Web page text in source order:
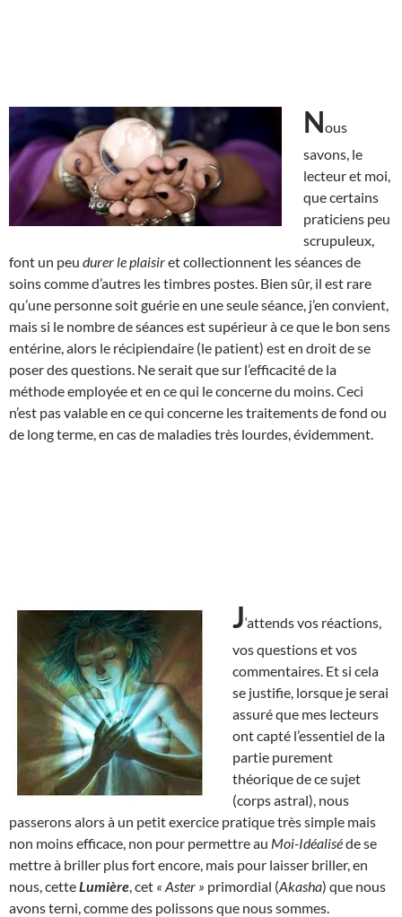
Nous
savons, le
lecteur et moi,
que certains
praticiens peu
scrupuleux,
font un peu durer le plaisiret collectionnent les séances de
soins comme d’autres les timbres postes. Bien sûr, il est rare
qu’une personne soit guérie en une seule séance, j’en convient,
mais si le nombre de séances est supérieur à ce que le bon sens
entérine, alors le récipiendaire (le patient) est en droit de se
poser des questions. Ne serait que sur l’efficacité de la
méthode employée et en ce qui le concerne du moins. Ceci
n’est pas valable en ce qui concerne les traitements de fond ou
de long terme, en cas de maladies très lourdes, évidemment.
J‘attends vos réactions,
vos questions et vos
commentaires. Et si cela
se justifie, lorsque je serai
assuré que mes lecteurs
ont capté l’essentiel de la
partie purement
théorique de ce sujet
(corps astral), nous
passerons alors à un petit exercice pratique très simple mais
non moins efficace, non pour permettre au Moi-Idéaliséde se
mettre à briller plus fort encore, mais pour laisser briller, en
nous, cetteLumière , cet « Aster » primordial (Akasha) que nous
avons terni, comme des polissons que nous sommes.